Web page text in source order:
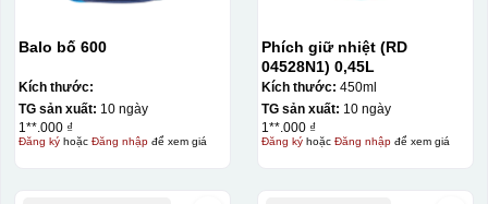
Balo bố 600
Kích thước:
TG sản xuất: 10 ngày
1**.000 ₫
Đăng kýhoặc Đăng nhậpđể xem giá
Phích giữ nhiệt (RD
04528N1) 0,45L
Kích thước: 450ml
TG sản xuất: 10 ngày
1**.000 ₫
Đăng kýhoặc Đăng nhậpđể xem giá